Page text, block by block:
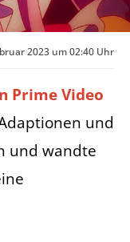
2023 um 02:40 Uhr
Prime Video
und
und wandte